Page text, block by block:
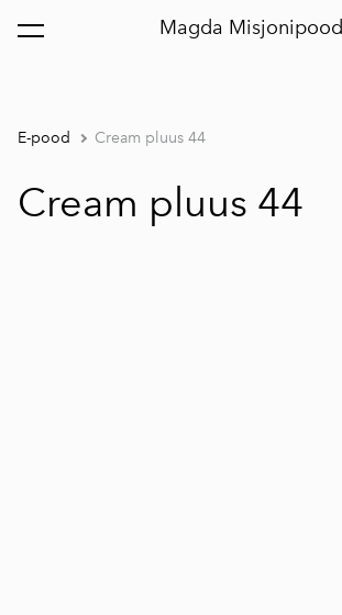
Magda Misjonipood
lisati ostukorvi. Vaata ostukorvi
E-pood Cream pluus 44
Cream pluus 44